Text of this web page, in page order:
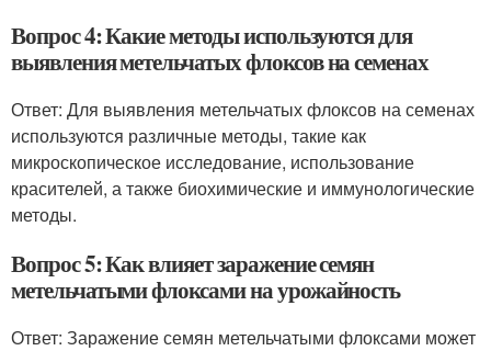
Вопрос 4: Какие методы используются для
выявления метельчатых флоксов на семенах
Ответ: Для выявления метельчатых флоксов на семенах
используются различные методы, такие как
микроскопическое исследование, использование
красителей, а также биохимические и иммунологические
методы.
Вопрос 5: Как влияет заражение семян
метельчатыми флоксами на урожайность
Ответ: Заражение семян метельчатыми флоксами может